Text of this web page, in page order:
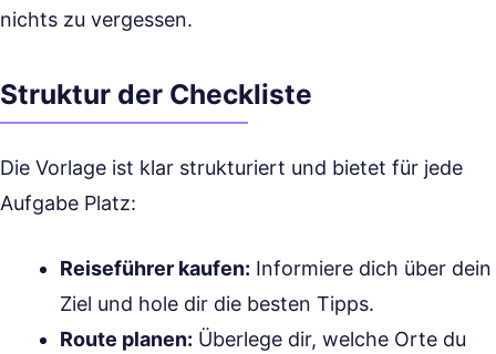
nichts zu vergessen.
Struktur der Checkliste
Die Vorlage ist klar strukturiert und bietet für jede
Aufgabe Platz:
Reiseführer kaufen: Informiere dich über dein
Ziel und hole dir die besten Tipps.
Route planen: Überlege dir, welche Orte du